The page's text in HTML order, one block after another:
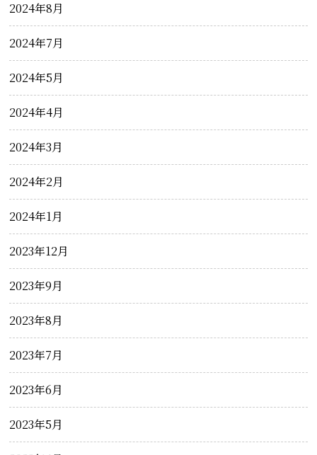
2024年8月
2024年7月
2024年5月
2024年4月
2024年3月
2024年2月
2024年1月
2023年12月
2023年9月
2023年8月
2023年7月
2023年6月
2023年5月